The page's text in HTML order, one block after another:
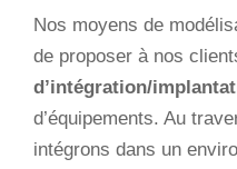
Nos moyens de
de proposer à nos
d’intégration/
d’équipements. Au
intégrons dans un